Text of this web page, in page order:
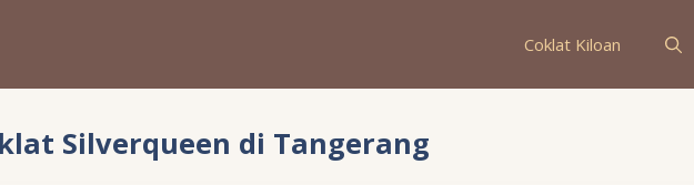
Coklat Kiloan
Silverqueen di Tangerang